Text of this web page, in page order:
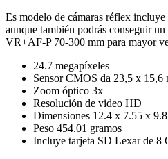
Es modelo de cámaras réflex
aunque también podrás conseguir
VR+AF-P 70-300 mm para mayor
24.7 megapíxeles
Sensor CMOS da 23,5 x 15,6
Zoom óptico 3x
Resolución de video HD
Dimensiones 12.4 x 7.55 x
Peso 454.01 gramos
Incluye tarjeta SD Lexar de 8